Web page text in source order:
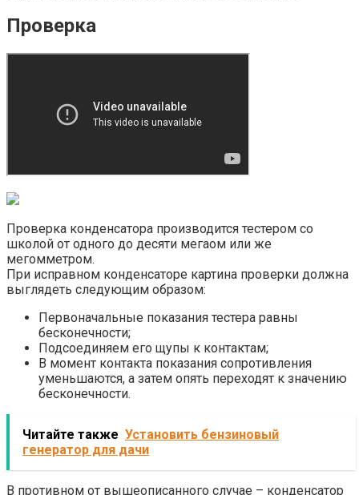
Проверка
Проверка конденсатора производится тестером со
школой от одного до десяти мегаом или же
мегомметром.
При исправном конденсаторе картина проверки должна
выглядеть следующим образом:
Первоначальные показания тестера равны
бесконечности;
Подсоединяем его щупы к контактам;
В момент контакта показания сопротивления
уменьшаются, а затем опять переходят к значению
бесконечности.
Читайте также Установить бензиновый
генератор для дачи
В противном от вышеописанного случае – конденсатор